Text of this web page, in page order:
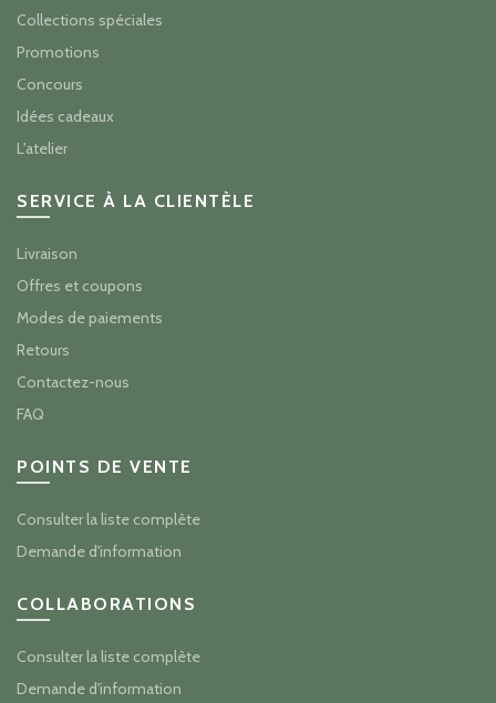
Collections spéciales
Promotions
Concours
Idées cadeaux
L'atelier
SERVICE À LA CLIENTÈLE
Livraison
Offres et coupons
Modes de paiements
Retours
Contactez-nous
FAQ
POINTS DE VENTE
Consulter la liste complète
Demande d'information
COLLABORATIONS
Consulter la liste complète
Demande d'information